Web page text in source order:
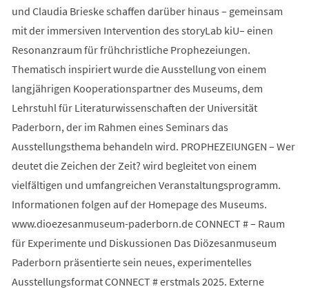
und Claudia Brieske schaffen darüber hinaus – gemeinsam
mit der immersiven Intervention des storyLab kiU– einen
Resonanzraum für frühchristliche Prophezeiungen.
Thematisch inspiriert wurde die Ausstellung von einem
langjährigen Kooperationspartner des Museums, dem
Lehrstuhl für Literaturwissenschaften der Universität
Paderborn, der im Rahmen eines Seminars das
Ausstellungsthema behandeln wird. PROPHEZEIUNGEN – Wer
deutet die Zeichen der Zeit? wird begleitet von einem
vielfältigen und umfangreichen Veranstaltungsprogramm.
Informationen folgen auf der Homepage des Museums.
www.dioezesanmuseum-paderborn.de CONNECT # – Raum
für Experimente und Diskussionen Das Diözesanmuseum
Paderborn präsentierte sein neues, experimentelles
Ausstellungsformat CONNECT # erstmals 2025. Externe